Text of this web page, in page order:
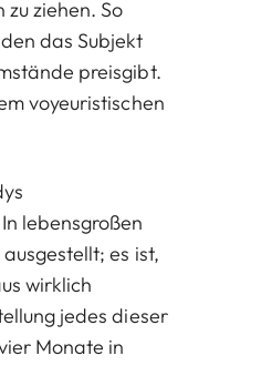
ziehen. So
das Subjekt
preisgibt.
voyeuristischen
lebensgroßen
es ist,
wirklich
jedes dieser
Monate in